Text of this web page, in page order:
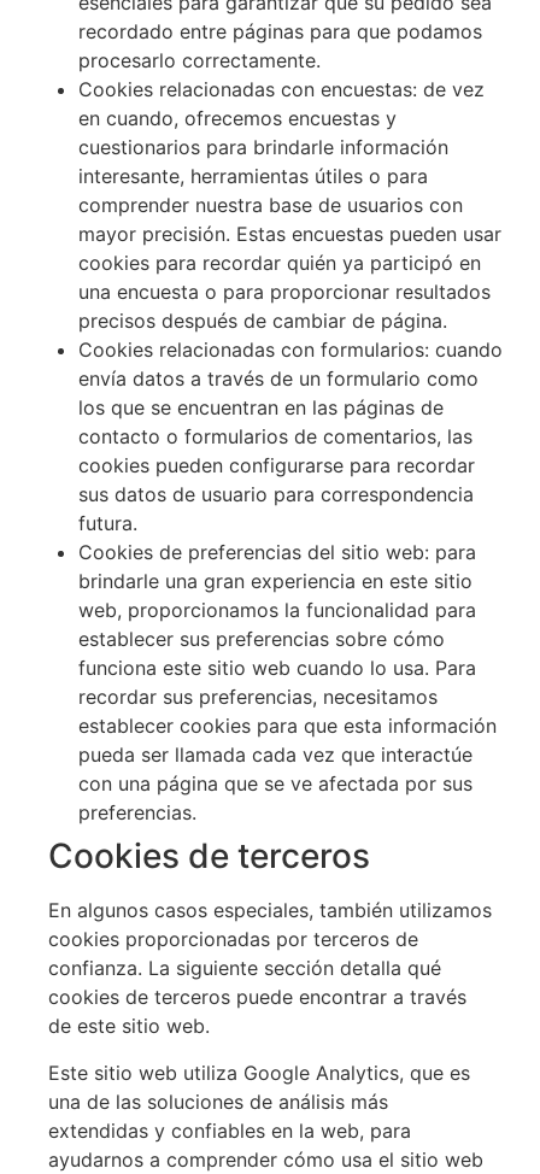
recordado entre páginas para que podamos
procesarlo correctamente.
Cookies relacionadas con encuestas: de vez
en cuando, ofrecemos encuestas y
cuestionarios para brindarle información
interesante, herramientas útiles o para
comprender nuestra base de usuarios con
mayor precisión. Estas encuestas pueden usar
cookies para recordar quién ya participó en
una encuesta o para proporcionar resultados
precisos después de cambiar de página.
Cookies relacionadas con formularios: cuando
envía datos a través de un formulario como
los que se encuentran en las páginas de
contacto o formularios de comentarios, las
cookies pueden configurarse para recordar
sus datos de usuario para correspondencia
futura.
Cookies de preferencias del sitio web: para
brindarle una gran experiencia en este sitio
web, proporcionamos la funcionalidad para
establecer sus preferencias sobre cómo
funciona este sitio web cuando lo usa. Para
recordar sus preferencias, necesitamos
establecer cookies para que esta información
pueda ser llamada cada vez que interactúe
con una página que se ve afectada por sus
preferencias.
Cookies de terceros
En algunos casos especiales, también utilizamos
cookies proporcionadas por terceros de
confianza. La siguiente sección detalla qué
cookies de terceros puede encontrar a través
de este sitio web.
Este sitio web utiliza Google Analytics, que es
una de las soluciones de análisis más
extendidas y confiables en la web, para
ayudarnos a comprender cómo usa el sitio web